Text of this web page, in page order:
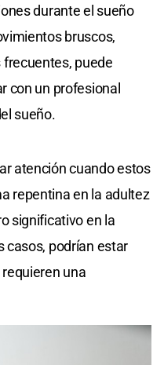
durante el sueño
bruscos,
puede
con un profesional
sueño.
atención cuando estos
repentina en la adultez
significativo en la
casos, podrían estar
una